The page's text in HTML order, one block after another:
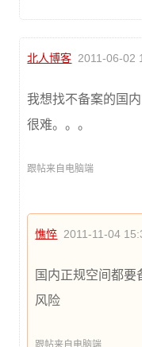
北人博客 2011-06-02
我想找不备案的国
很难。。。
跟帖来自电脑端
憔悴 2011-11-04
国内正规空间都
风险
跟帖来自电脑端